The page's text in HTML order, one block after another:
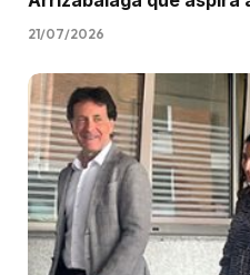
21/07/2026